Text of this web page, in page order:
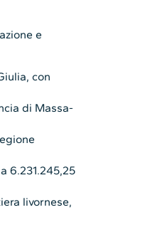
e
con
di Massa-
6.231.245,25
livornese,